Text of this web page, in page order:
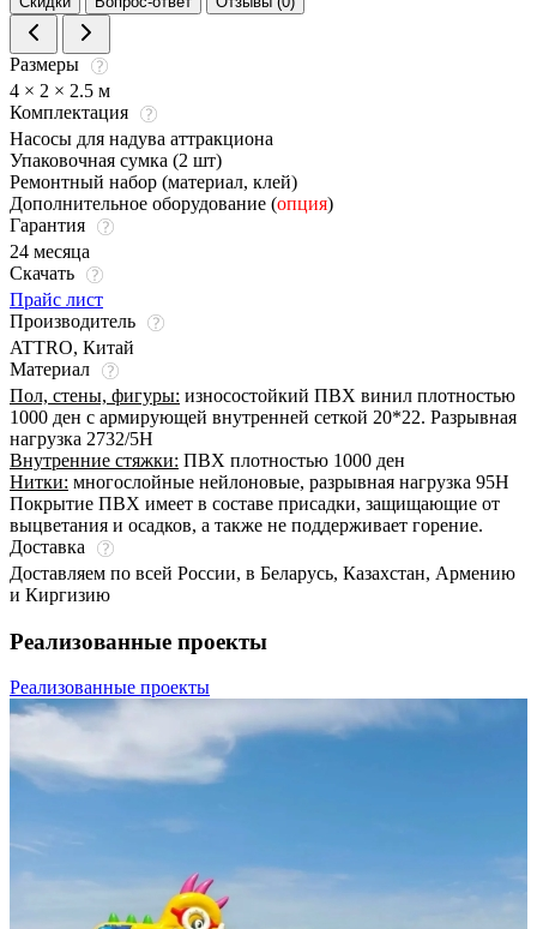
Размеры
4 × 2 × 2.5 м
Комплектация
Насосы для надува аттракциона
Упаковочная сумка (2 шт)
Ремонтный набор (материал, клей)
Дополнительное оборудование (опция)
Гарантия
24 месяца
Скачать
Прайс лист
Производитель
ATTRO, Китай
Материал
Пол, стены, фигуры: износостойкий ПВХ винил плотностью
1000 ден с армирующей внутренней сеткой 20*22. Разрывная
нагрузка 2732/5Н
Внутренние стяжки: ПВХ плотностью 1000 ден
Нитки: многослойные нейлоновые, разрывная нагрузка 95Н
Покрытие ПВХ имеет в составе присадки, защищающие от
выцветания и осадков, а также не поддерживает горение.
Доставка
Доставляем по всей России, в Беларусь, Казахстан, Армению
и Киргизию
Реализованные проекты
Реализованные проекты